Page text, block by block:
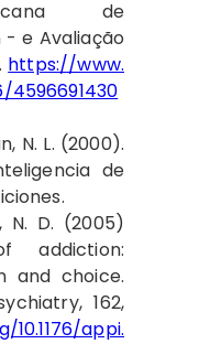
de
- e Avaliação
https://www.
N. L. (2000).
de
N. D. (2005)
addiction:
and choice.
162,
appi.